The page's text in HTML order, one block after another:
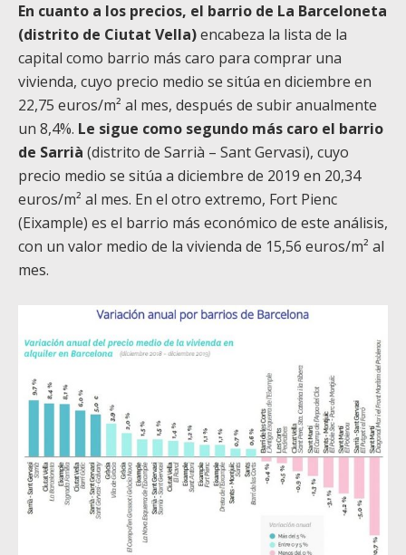
En cuanto a los precios, el barrio de La Barceloneta
(distrito de Ciutat Vella)encabeza la lista de la
capital como barrio más caro para comprar una
vivienda, cuyo precio medio se sitúa en diciembre en
22,75 euros/m² al mes, después de subir anualmente
un 8,4%. Le sigue como segundo más caro el barrio
de Sarrià (distrito de Sarrià – Sant Gervasi), cuyo
precio medio se sitúa a diciembre de 2019 en 20,34
euros/m² al mes. En el otro extremo, Fort Pienc
(Eixample) es el barrio más económico de este análisis,
con un valor medio de la vivienda de 15,56 euros/m² al
mes.